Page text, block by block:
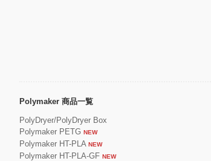
Polymaker 商品一覧
PolyDryer/PolyDryer Box
Polymaker PETG NEW
Polymaker HT-PLA NEW
Polymaker HT-PLA-GF NEW